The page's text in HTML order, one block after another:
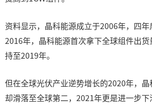
资料显示，晶科能源成立于2006年，四年
2016年，晶科能源首次拿下全球组件出
持至2019年。
但在全球光伏产业逆势增长的2020年，
却滑落至全球第二，2021年更是进一步